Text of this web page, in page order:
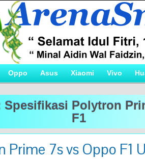
Oppo Asus Xiaomi Vivo
Spesifikasi Polytron
F1
Prime 7s vs Oppo F1